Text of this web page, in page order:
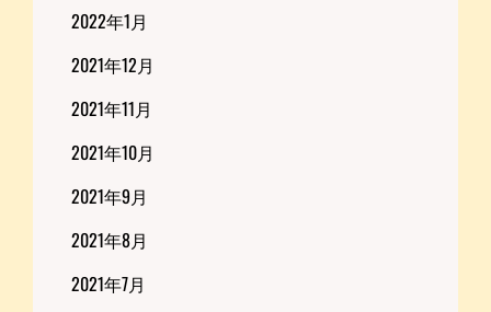
2022年1月
2021年12月
2021年11月
2021年10月
2021年9月
2021年8月
2021年7月